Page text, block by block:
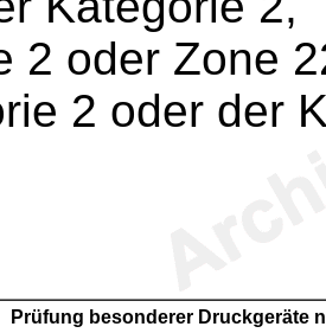
2 oder Zone
2 oder der
Prüfung besonderer Druckgeräte